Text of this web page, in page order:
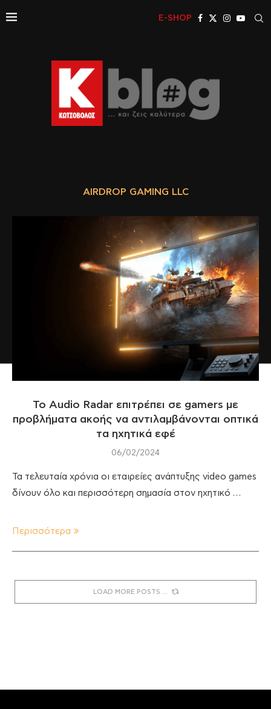
E-SHOP
AIRDROP GAMING LLC
To Audio Radar επιτρέπει σε gamers με
προβλήματα ακοής να αντιλαμβάνονται οπτικά
τα ηχητικά εφέ
06/02/2024
Τα τελευταία χρόνια οι εταιρείες ανάπτυξης video games
δίνουν όλο και περισσότερη σημασία στον ηχητικό …
Περισσότερα
LOAD MORE POSTS